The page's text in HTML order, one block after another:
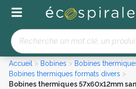
Recherche
Accueil > Bobines > Bobines
Bobines thermiques formats divers >
Bobines thermiques 57x60x12mm
Panneau de gestion des cookies